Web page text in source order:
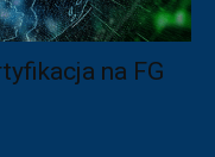
na FG